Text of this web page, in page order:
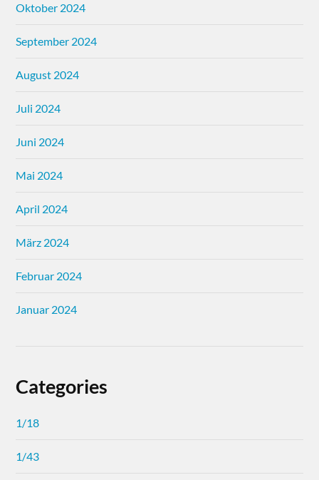
Oktober 2024
September 2024
August 2024
Juli 2024
Juni 2024
Mai 2024
April 2024
März 2024
Februar 2024
Januar 2024
Categories
1/18
1/43